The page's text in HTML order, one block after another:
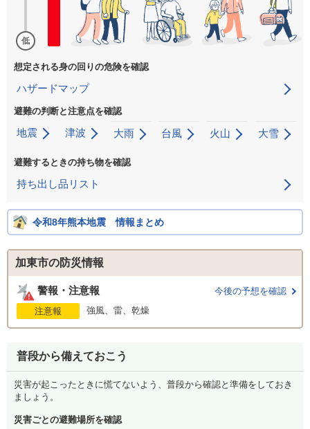
低
想定される身の回りの危険を確認
ハザードマップ
避難の判断と注意点を確認
地震 津波 大雨 台風 火山 大雪
避難するときの持ち物を確認
持ち出し品リスト
令和8年熊本地震 情報まとめ
加東市の防災情報
警報・注意報
今後の予想を確認
注意報
強風、雷、乾燥
普段から備えておこう
災害が起こったときに慌てないよう、普段から確認と準備をしておき
ましょう。
災害ごとの避難場所を確認